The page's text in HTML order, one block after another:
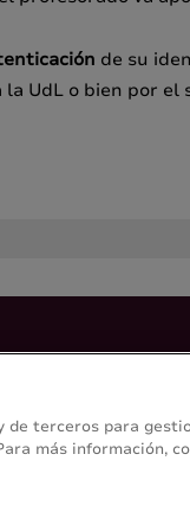
de su
UdL o bien por
de terceros para
más información,